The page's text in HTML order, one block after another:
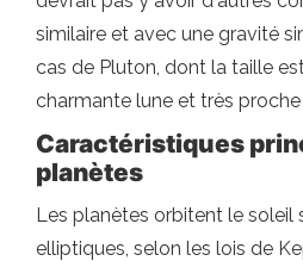
similaire et avec une gravité
cas de Pluton, dont la taille
charmante lune et très
Caractéristiques
planètes
Les planètes orbitent le soleil
elliptiques, selon les lois de